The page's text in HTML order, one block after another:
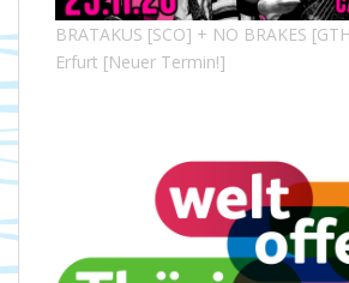
BRATAKUS [SCO] + NO BRAKES
Erfurt [Neuer Termin!]